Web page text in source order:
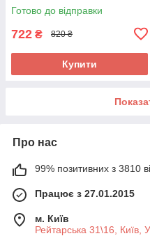
Готово до відправки
722 ₴ 820 ₴
Купити
Про нас
99% позитивних з 3810
Працює з 27.01.2015
м. Київ
Рейтарська 31\16, Київ,